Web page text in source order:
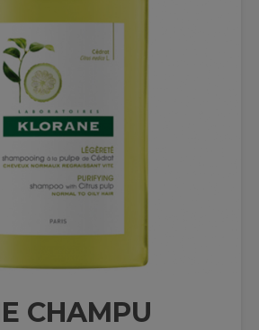
CHAMPU